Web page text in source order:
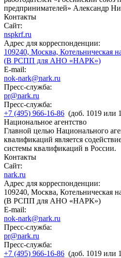
предпринимателей» Александр
Контакты
Сайт:
nspkrf.ru
Адрес для корреспонденции:
109240, Москва, Котельническая
(В РСПП для АНО «НАРК»)
E-mail:
nok-nark@nark.ru
Пресс-служба:
pr@nark.ru
Пресс-служба:
+7 (495) 966-16-86 (доб. 1019 или
Национальное агентство
Главной целью Национального
квалификаций является
системы квалификаций в России.
Контакты
Сайт:
nark.ru
Адрес для корреспонденции:
109240, Москва, Котельническая
(В РСПП для АНО «НАРК»)
E-mail:
nok-nark@nark.ru
Пресс-служба:
pr@nark.ru
Пресс-служба:
+7 (495) 966-16-86 (доб. 1019 или